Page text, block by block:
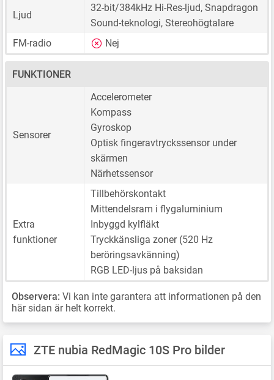
Ljud
32-bit/384kHz Hi-Res-ljud, Snapdragon
Sound-teknologi, Stereohögtalare
FM-radio
Nej
FUNKTIONER
Sensorer
Accelerometer
Kompass
Gyroskop
Optisk fingeravtryckssensor under
skärmen
Närhetssensor
Extra
funktioner
Tillbehörskontakt
Mittendelsram i flygaluminium
Inbyggd kylfläkt
Tryckkänsliga zoner (520 Hz
beröringsavkänning)
RGB LED-ljus på baksidan
Observera: Vi kan inte garantera att informationen på den
här sidan är helt korrekt.
ZTE nubia RedMagic 10S Pro bilder